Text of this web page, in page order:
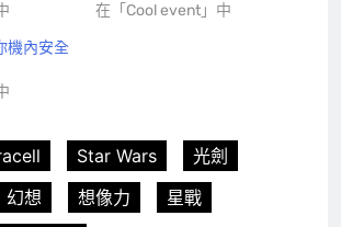
在「Cool event」中
機內安全
Star Wars
光劍
幻想 想像力
星戰